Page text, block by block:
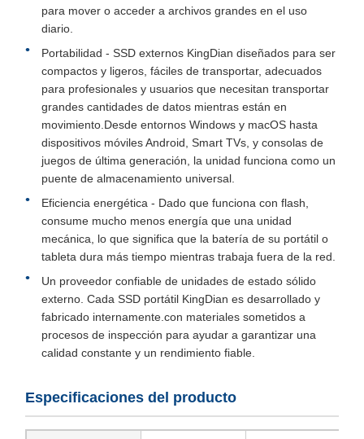
para mover o acceder a archivos grandes en el uso
diario.
Portabilidad - SSD externos KingDian diseñados para ser
compactos y ligeros, fáciles de transportar, adecuados
para profesionales y usuarios que necesitan transportar
grandes cantidades de datos mientras están en
movimiento.Desde entornos Windows y macOS hasta
dispositivos móviles Android, Smart TVs, y consolas de
juegos de última generación, la unidad funciona como un
puente de almacenamiento universal.
Eficiencia energética - Dado que funciona con flash,
consume mucho menos energía que una unidad
mecánica, lo que significa que la batería de su portátil o
tableta dura más tiempo mientras trabaja fuera de la red.
Un proveedor confiable de unidades de estado sólido
externo. Cada SSD portátil KingDian es desarrollado y
fabricado internamente.con materiales sometidos a
procesos de inspección para ayudar a garantizar una
calidad constante y un rendimiento fiable.
Especificaciones del producto